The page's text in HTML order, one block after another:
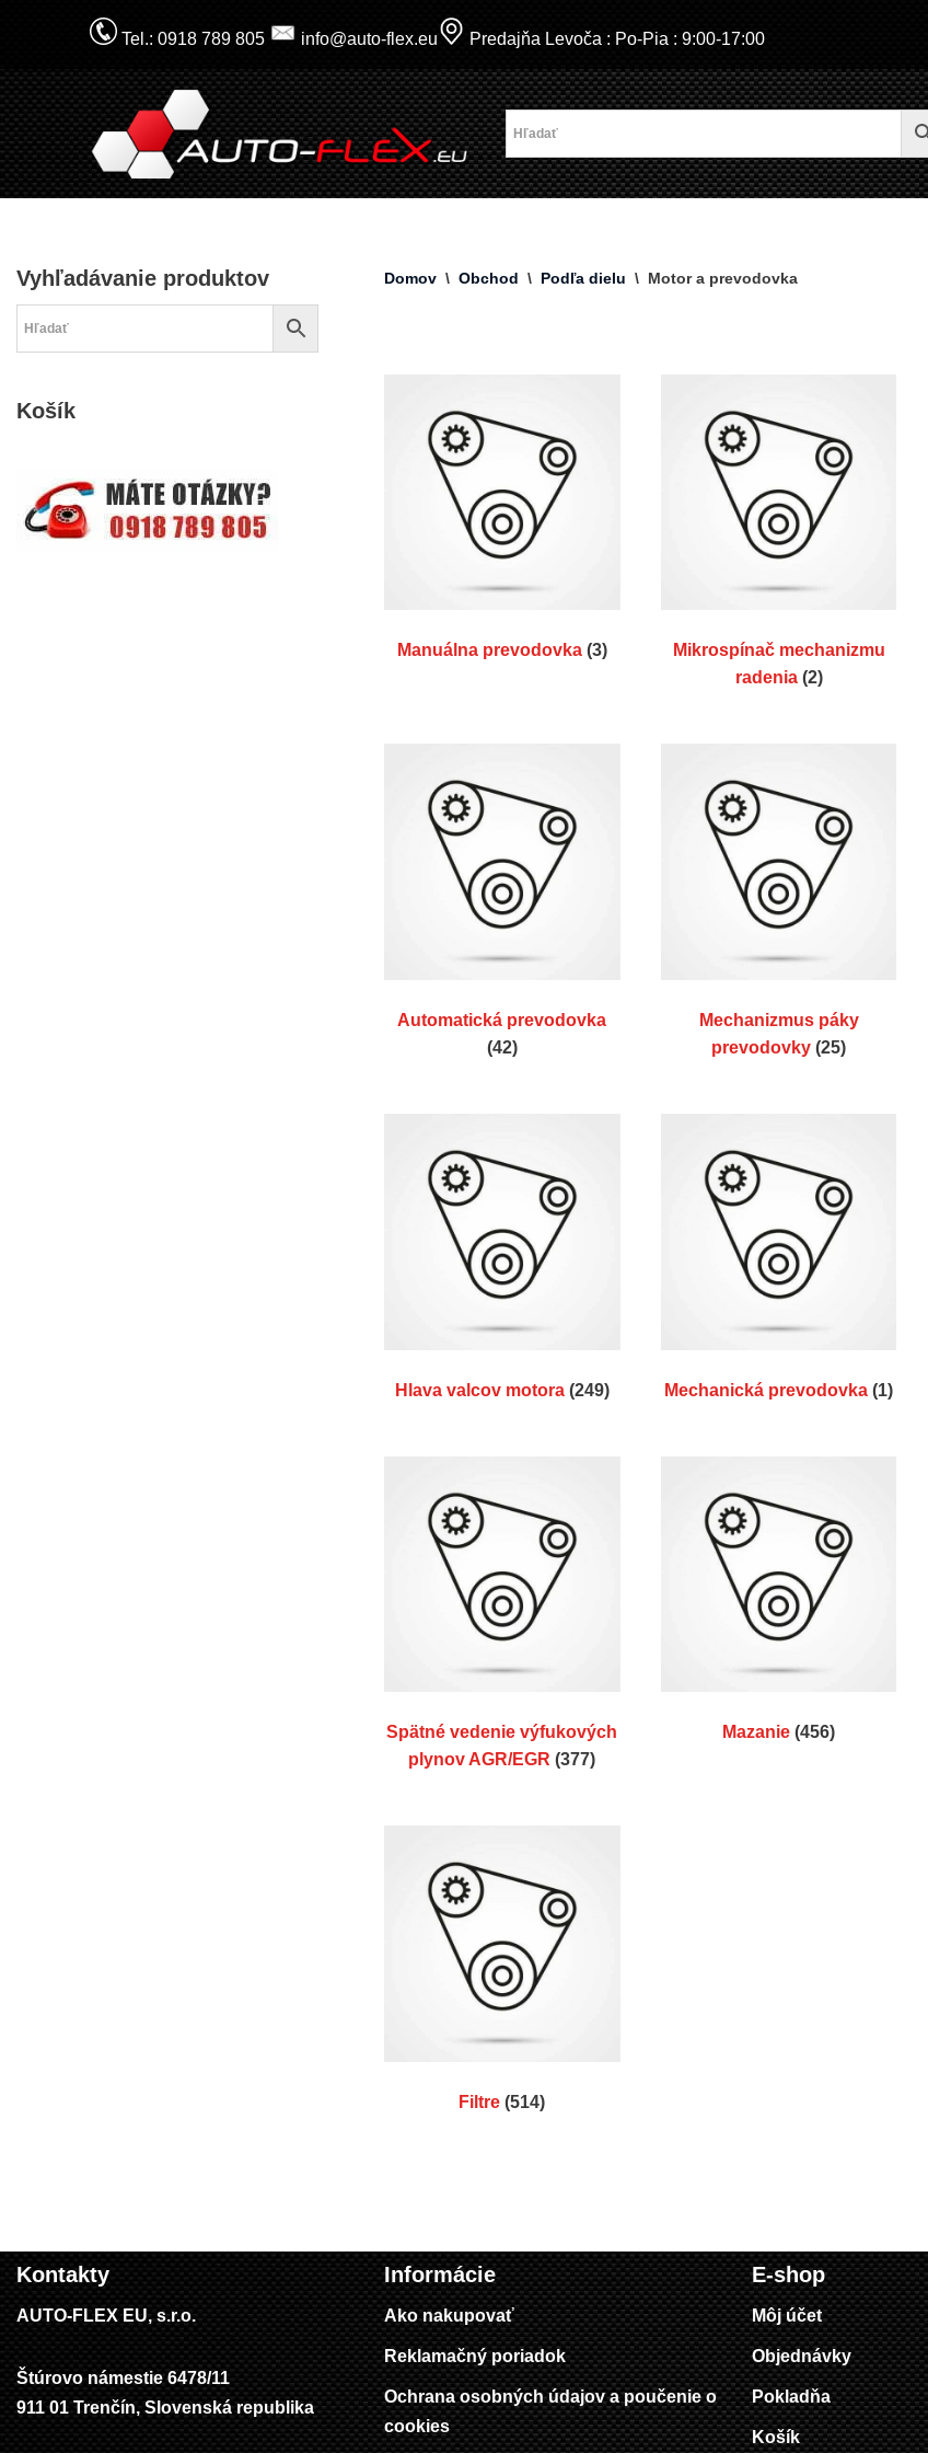
na
obsah
Tel.: 0918 789 805 info@auto-flex.eu Predajňa Levoča : Po-Pia : 9:00-17:00
Vyhľadávanie produktov
Košík
Domov \ Obchod \ Podľa dielu \ Motor a prevodovka
Manuálna prevodovka (3)
Mikrospínač mechanizmu
radenia (2)
Automatická prevodovka
(42)
Mechanizmus páky
prevodovky(25)
Hlava valcov motora (249) Mechanická prevodovka(1)
Spätné vedenie výfukových
plynov AGR/EGR(377)
Mazanie(456)
Filtre(514)
Kontakty
AUTO-FLEX EU, s.r.o.
Štúrovo námestie 6478/11
911 01 Trenčín, Slovenská republika
Informácie
Ako nakupovať
Reklamačný poriadok
Ochrana osobných údajov a poučenie o
cookies
E-shop
Môj účet
Objednávky
Pokladňa
Košík